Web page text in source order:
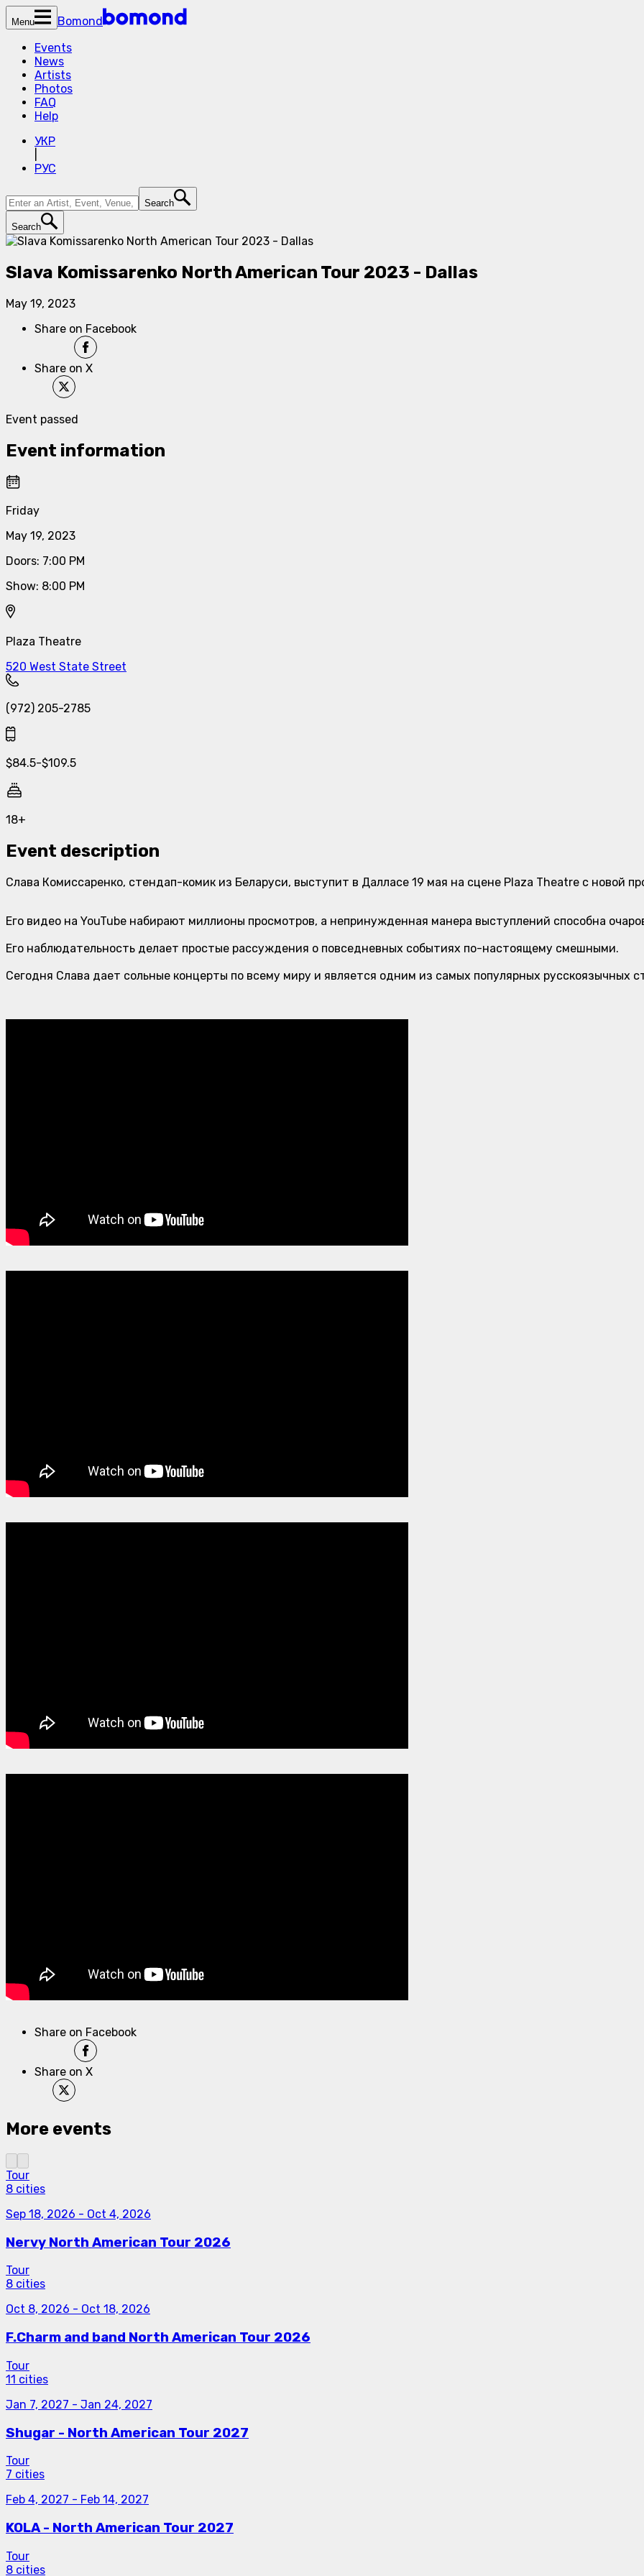
Menu
Bomond
Events
News
Artists
Photos
FAQ
Help
УКР
РУС
Search
Search
Slava Komissarenko North American Tour 2023 - Dallas
May 19, 2023
Share on Facebook
Share on X
Event passed
Event information
Friday
May 19, 2023
Doors: 7:00 PM
Show: 8:00 PM
Plaza Theatre
520 West State Street
(972) 205-2785
$84.5-$109.5
18+
Event description
Слава Комиссаренко, стендап-комик из Беларуси, выступит в Далласе 19 мая на сцене Plaza Theatre с новой
Его видео на YouTube набирают миллионы просмотров, а непринужденная манера выступлений способна
Его наблюдательность делает простые рассуждения о повседневных событиях по-настоящему смешными.
Сегодня Слава дает сольные концерты по всему миру и является одним из самых популярных русскоязычных
Share on Facebook
Share on X
More events
Tour
8 cities
Sep 18, 2026 - Oct 4, 2026
Nervy North American Tour 2026
Tour
8 cities
Oct 8, 2026 - Oct 18, 2026
F.Charm and band North American Tour 2026
Tour
11 cities
Jan 7, 2027 - Jan 24, 2027
Shugar - North American Tour 2027
Tour
7 cities
Feb 4, 2027 - Feb 14, 2027
KOLA - North American Tour 2027
Tour
8 cities